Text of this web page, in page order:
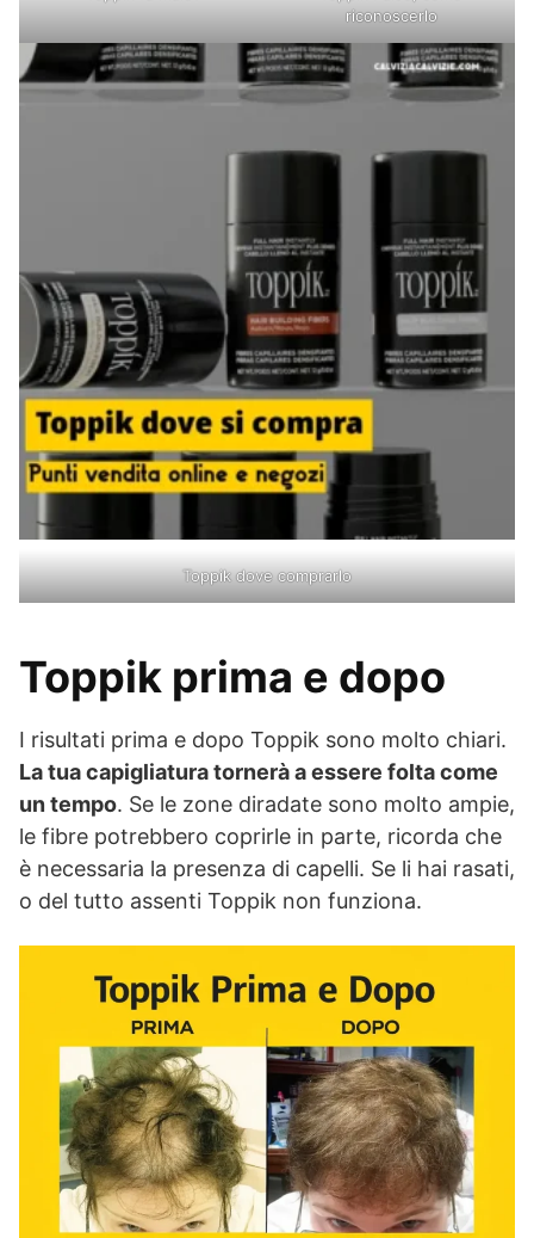
riconoscerlo
Toppik dove comprarlo
Toppik prima e dopo
I risultati prima e dopo Toppik sono molto chiari.
La tua capigliatura tornerà a essere folta come
un tempo. Se le zone diradate sono molto ampie,
le fibre potrebbero coprirle in parte, ricorda che
è necessaria la presenza di capelli. Se li hai rasati,
o del tutto assenti Toppik non funziona.